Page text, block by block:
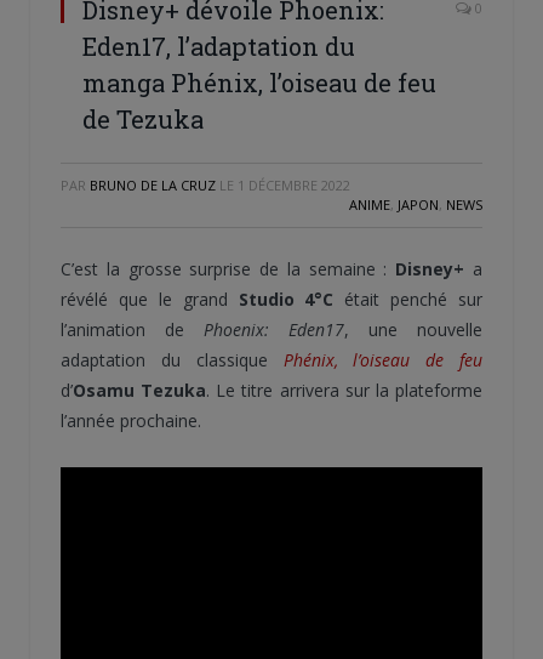
Disney+ dévoile Phoenix:
Eden17, l’adaptation du
manga Phénix, l’oiseau de feu
de Tezuka
0
PAR BRUNO DE LA CRUZ LE 1 DÉCEMBRE 2022
ANIME, JAPON, NEWS
C’est la grosse surprise de la semaine : Disney+ a
révélé que le grand Studio 4°C était penché sur
l’animation de Phoenix: Eden17, une nouvelle
adaptation du classique Phénix, l’oiseau de feu
d’Osamu Tezuka. Le titre arrivera sur la plateforme
l’année prochaine.